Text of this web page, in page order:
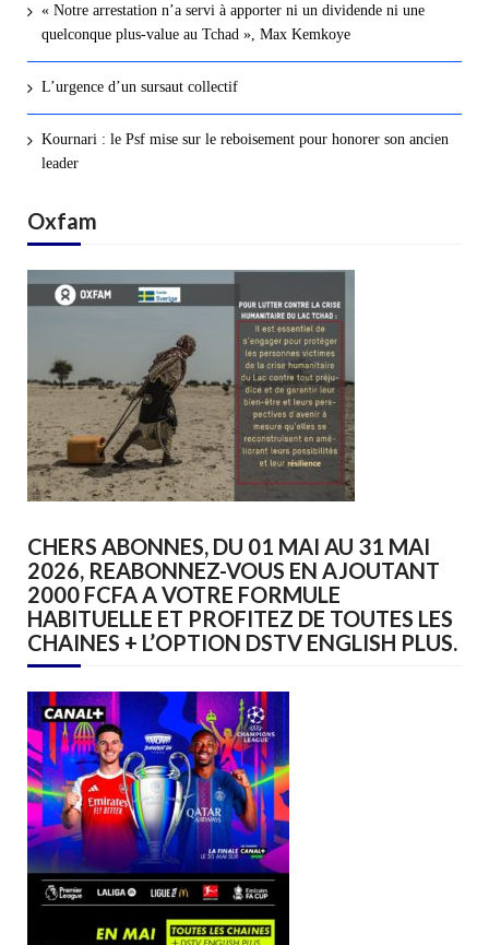
« Notre arrestation n’a servi à apporter ni un dividende ni une
quelconque plus-value au Tchad », Max Kemkoye
L’urgence d’un sursaut collectif
Kournari : le Psf mise sur le reboisement pour honorer son ancien
leader
Oxfam
CHERS ABONNES, DU 01 MAI AU 31 MAI
2026, REABONNEZ-VOUS EN AJOUTANT
2000 FCFA A VOTRE FORMULE
HABITUELLE ET PROFITEZ DE TOUTES LES
CHAINES + L’OPTION DSTV ENGLISH PLUS.